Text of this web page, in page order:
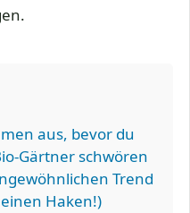
aus, bevor du
Gärtner schwören
Trend
Haken!)